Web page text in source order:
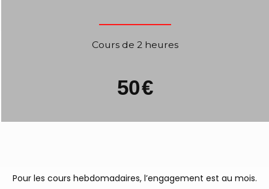
Cours de 2 heures
50€
Pour les cours hebdomadaires, l’engagement est au mois.